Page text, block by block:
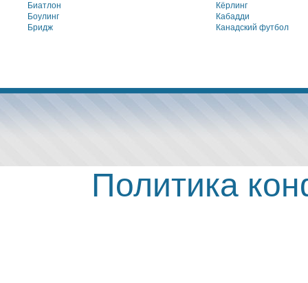
Биатлон
Боулинг
Бридж
Кёрлинг
Кабадди
Канадский футбол
Политика